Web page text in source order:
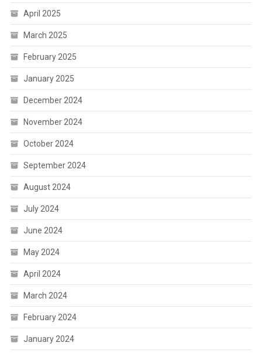
April 2025
March 2025
February 2025
January 2025
December 2024
November 2024
October 2024
September 2024
August 2024
July 2024
June 2024
May 2024
April 2024
March 2024
February 2024
January 2024